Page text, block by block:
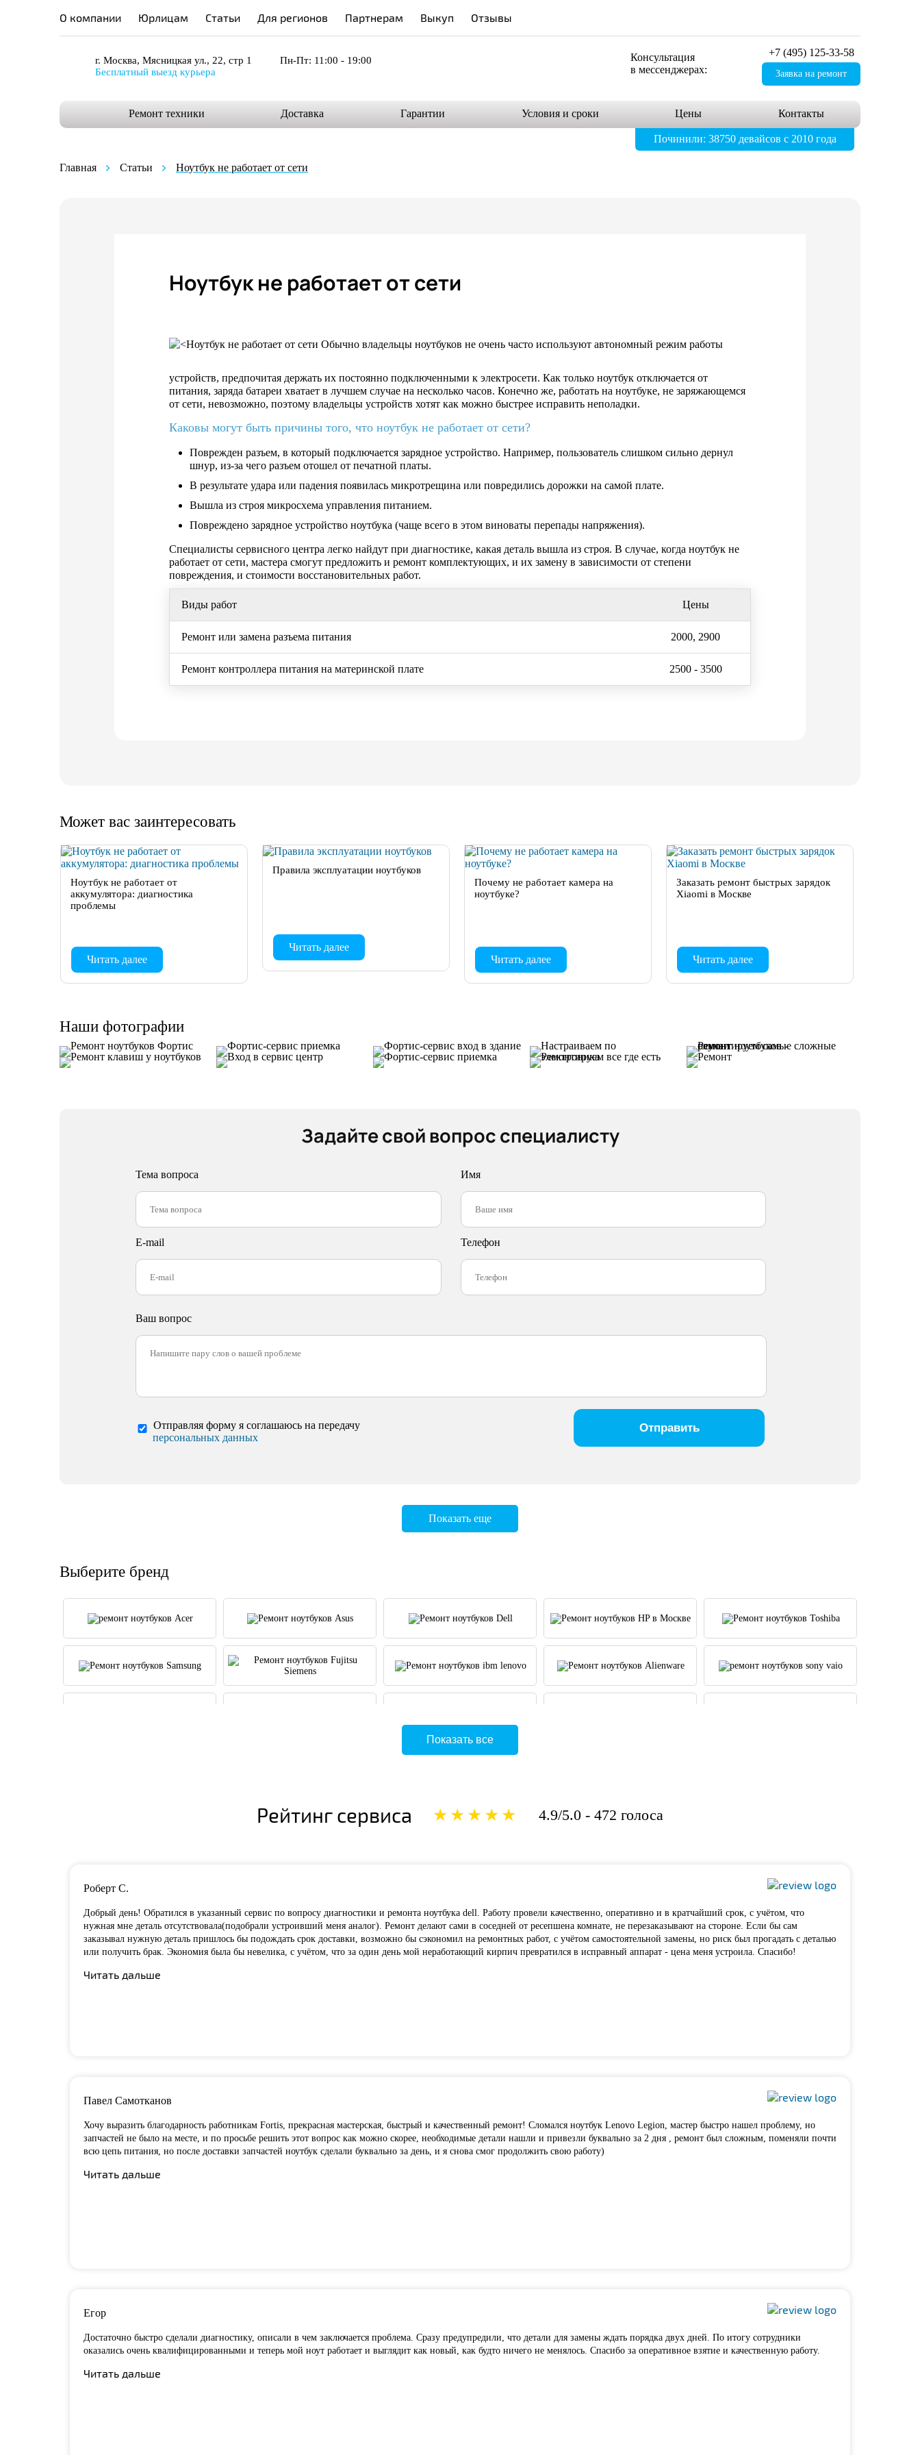
О компании Юрлицам Статьи Для регионов Партнерам Выкуп Отзывы
г. Москва, Мясницкая ул., 22, стр 1
Пн-Пт: 11:00 - 19:00
Бесплатный выезд курьера
Консультация
в мессенджерах:
+7 (495) 125-33-58
Заявка на ремонт
Ремонт техники Доставка Гарантии Условия и сроки Цены Контакты
Починили: 38750 девайсов с 2010 года
Главная Статьи Ноутбук не работает от сети
Ноутбук не работает от сети
Обычно владельцы ноутбуков не очень часто используют автономный режим работы
устройств, предпочитая держать их постоянно подключенными к электросети. Как только ноутбук отключается от
питания, заряда батареи хватает в лучшем случае на несколько часов. Конечно же, работать на ноутбуке, не заряжающемся
от сети, невозможно, поэтому владельцы устройств хотят как можно быстрее исправить неполадки.
Каковы могут быть причины того, что ноутбук не работает от сети?
Поврежден разъем, в который подключается зарядное устройство. Например, пользователь слишком сильно дернул
шнур, из-за чего разъем отошел от печатной платы.
В результате удара или падения появилась микротрещина или повредились дорожки на самой плате.
Вышла из строя микросхема управления питанием.
Повреждено зарядное устройство ноутбука (чаще всего в этом виноваты перепады напряжения).
Специалисты сервисного центра легко найдут при диагностике, какая деталь вышла из строя. В случае, когда ноутбук не
работает от сети, мастера смогут предложить и ремонт комплектующих, и их замену в зависимости от степени
повреждения, и стоимости восстановительных работ.
Виды работ Цены
Ремонт или замена разъема питания 2000, 2900
Ремонт контроллера питания на материнской плате 2500 - 3500
Может вас заинтересовать
Ноутбук не работает от
аккумулятора: диагностика
проблемы
Читать далее
Правила эксплуатации ноутбуков
Читать далее
Почему не работает камера на
ноутбуке?
Читать далее
Заказать ремонт быстрых зарядок
Xiaomi в Москве
Читать далее
Наши фотографии
Задайте свой вопрос специалисту
Тема вопроса Имя
E-mail Телефон
Ваш вопрос
Отправляя форму я соглашаюсь на передачу
персональных данных
Показать еще
Выберите бренд
Показать все
Рейтинг сервиса ★★★★★ 4.9/5.0 - 472 голоса
Роберт С.
Добрый день! Обратился в указанный сервис по вопросу диагностики и ремонта ноутбука dell. Работу провели качественно, оперативно и в кратчайший срок, с учётом, что
нужная мне деталь отсутствовала(подобрали устроивший меня аналог). Ремонт делают сами в соседней от ресепшена комнате, не перезаказывают на стороне. Если бы сам
заказывал нужную деталь пришлось бы подождать срок доставки, возможно бы сэкономил на ремонтных работ, с учётом самостоятельной замены, но риск был прогадать с деталью
или получить брак. Экономия была бы невелика, с учётом, что за один день мой неработающий кирпич превратился в исправный аппарат - цена меня устроила. Спасибо!
Читать дальше
Павел Самотканов
Хочу выразить благодарность работникам Fortis, прекрасная мастерская, быстрый и качественный ремонт! Сломался ноутбук Lenovo Legion, мастер быстро нашел проблему, но
запчастей не было на месте, и по просьбе решить этот вопрос как можно скорее, необходимые детали нашли и привезли буквально за 2 дня , ремонт был сложным, поменяли почти
всю цепь питания, но после доставки запчастей ноутбук сделали буквально за день, и я снова смог продолжить свою работу)
Читать дальше
Егор
Достаточно быстро сделали диагностику, описали в чем заключается проблема. Сразу предупредили, что детали для замены ждать порядка двух дней. По итогу сотрудники
оказались очень квалифицированными и теперь мой ноут работает и выглядит как новый, как будто ничего не менялось. Спасибо за оперативное взятие и качественную работу.
Читать дальше